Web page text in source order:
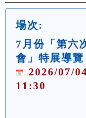
場次:
7月份「第六
會」特展導覽
2026/07/
11:30